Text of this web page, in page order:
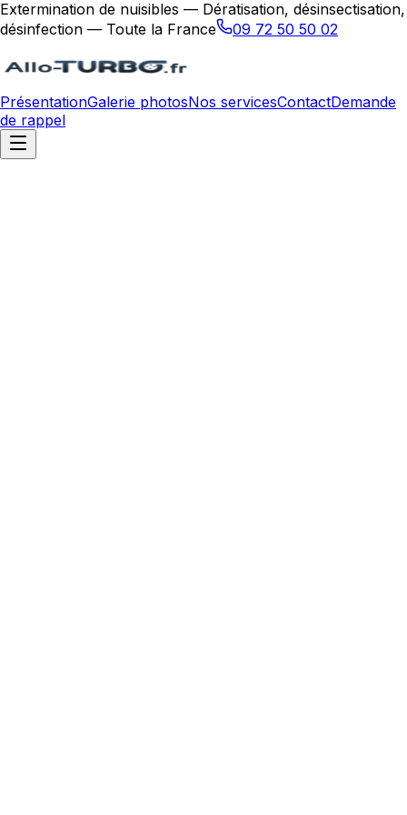
Extermination de nuisibles — Dératisation, désinsectisation,
désinfection — Toute la France
09 72 50 50 02
PrésentationGalerie photosNos servicesContactDemande
de rappel